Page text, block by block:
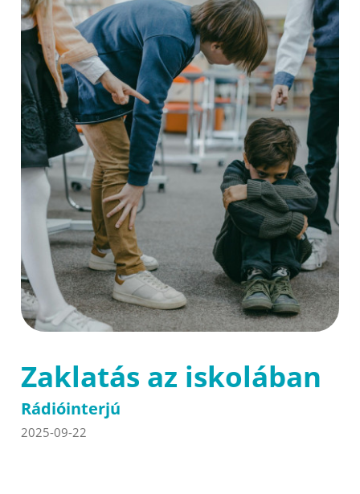
Zaklatás az iskolában
Rádióinterjú
2025-09-22